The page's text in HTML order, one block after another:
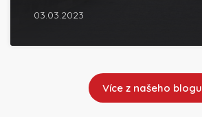
03.03.2023
Více z našeho blogu